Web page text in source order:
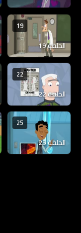
19
الحلقة 19
22
الحلقة 22
25
الحلقة 25